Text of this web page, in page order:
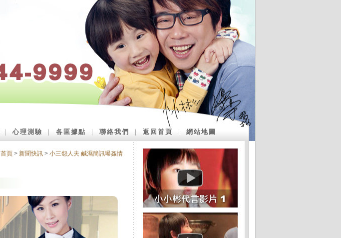
｜心理測驗 各區據點 聯絡我們 返回首頁 網站地圖
首頁 > 新聞快訊 > 小三怨人夫 鹹濕簡訊曝姦情